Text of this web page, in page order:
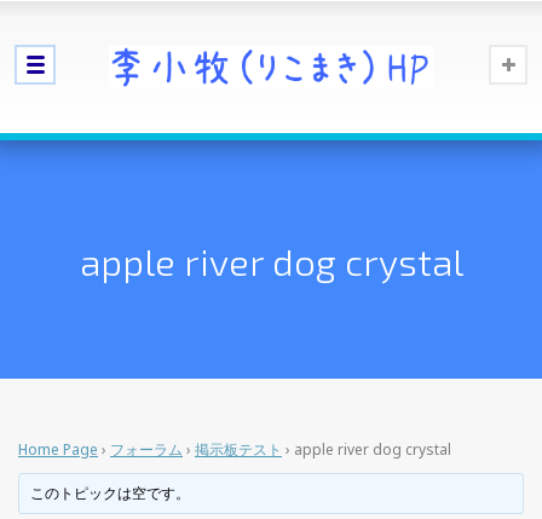
apple river dog crystal
Home Page › フォーラム › 掲示板テスト › apple river dog crystal
このトピックは空です。